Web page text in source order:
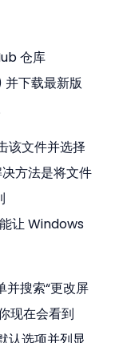
仓库
下载最新版
该文件并选择
方法是将文件
让 Windows
搜索“更改屏
现在会看到